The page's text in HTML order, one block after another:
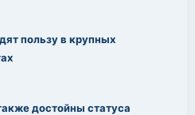
пользу в крупных
достойны статуса